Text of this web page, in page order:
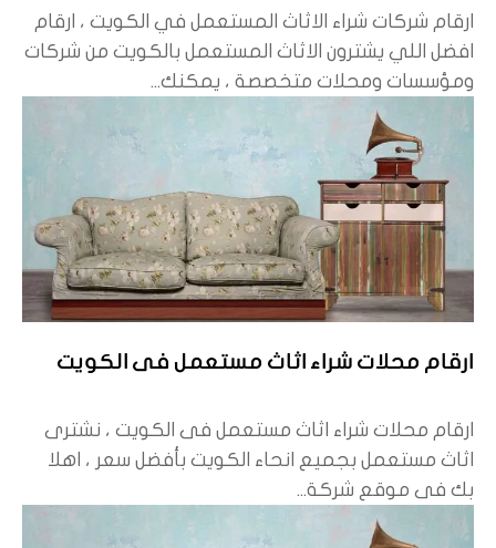
ارقام شركات شراء الاثاث المستعمل في الكويت ، ارقام
افضل اللي يشترون الاثاث المستعمل بالكويت من شركات
ومؤسسات ومحلات متخصصة ، يمكنك...
ارقام محلات شراء اثاث مستعمل فى الكويت
ارقام محلات شراء اثاث مستعمل فى الكويت ، نشترى
اثاث مستعمل بجميع انحاء الكويت بأفضل سعر ، اهلا
بك فى موقع شركة...